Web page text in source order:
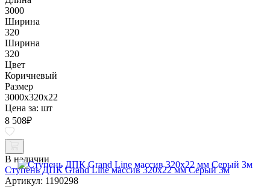
3000
Ширина
320
Ширина
320
Цвет
Коричневый
Размер
3000x320x22
Цена за: шт
8 508₽
В наличии
Ступень ДПК Grand Line массив 320х22 мм Серый 3м
Артикул: 1190298